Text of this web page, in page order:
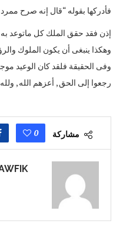
فأدركها بقوله “قال إنه صرح
إذن فقد حقق الملك كل ماتوعد
وهكذا ينبغى أن يكون الملوك
وفى الحقيقة فلقد كان الوعيد
رجعوا إلى الحق , أعزهم الله ,
مشاركة 0